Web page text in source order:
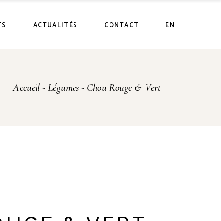
ACTUALITÉS CONTACT EN
Accueil Légumes Chou Rouge & Vert